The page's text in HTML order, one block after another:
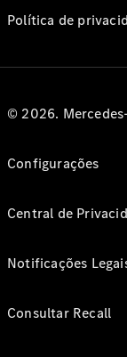
Política de
© 2026.
Configurações
Central de
Notificações
Consultar Recall